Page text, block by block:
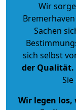
Wir
Sachen
sich selbst
der Qualität.
Wir legen los,